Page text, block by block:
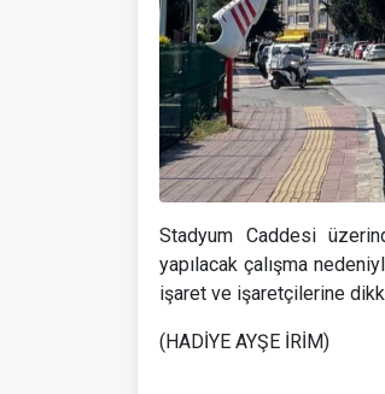
Stadyum Caddesi
yapılacak çalışma
işaret ve işaretçilerine
(HADİYE AYŞE İRİM)